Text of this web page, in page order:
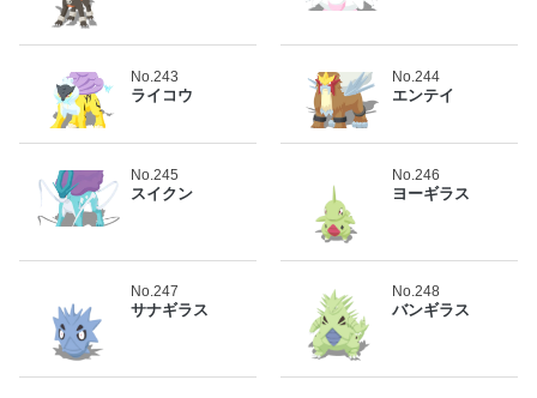
No.243
ライコウ
No.244
エンテイ
No.245
スイクン
No.246
ヨーギラス
No.247
サナギラス
No.248
バンギラス